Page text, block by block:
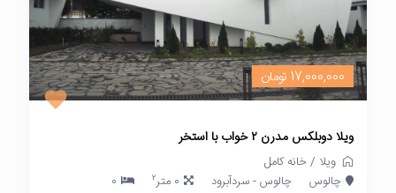
17,000,000 تومان
ویلا دوبلکس مدرن ۲ خواب با استخر
ویلا /خانه کامل
چالوس
چالوس - سردآبرود 0 متر 2
0